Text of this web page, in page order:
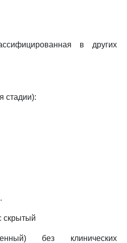
в других
стадии):
.
скрытый
без клинических